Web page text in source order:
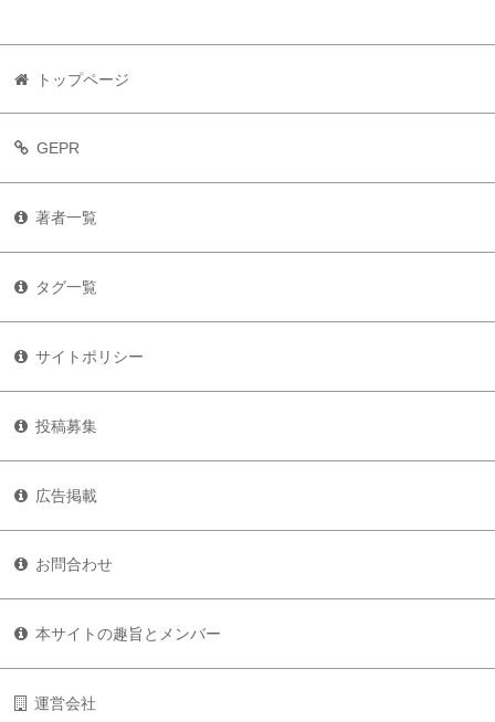
トップページ
GEPR
著者一覧
タグ一覧
サイトポリシー
投稿募集
広告掲載
お問合わせ
本サイトの趣旨とメンバー
運営会社